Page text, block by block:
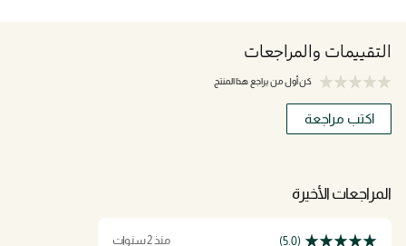
التقييمات والمراجعات
كن أول من يراجع هذا المنتج
اكتب مراجعة
المراجعات الأخيرة
(5.0) منذ 2 سنوات